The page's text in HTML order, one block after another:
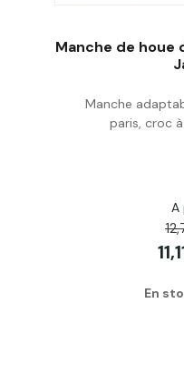
Manche de houe
Manche
paris, croc
A
En